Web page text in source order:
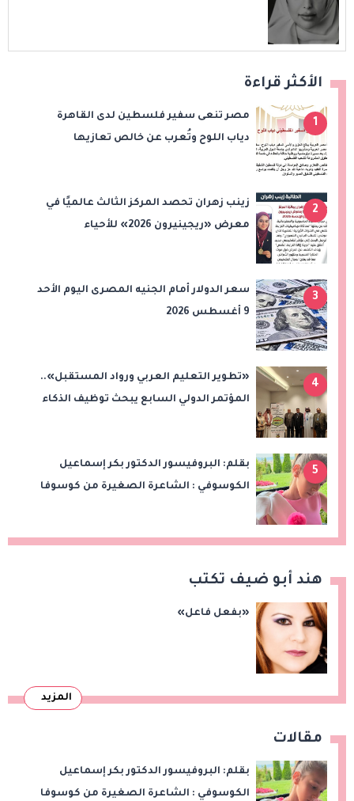
الأكثر قراءة
1
مصر تنعى سفير فلسطين لدى القاهرة
دياب اللوح وتُعرب عن خالص تعازيها
2
زينب زهران تحصد المركز الثالث عالميًا في
معرض «ريجينيرون 2026» للأحياء
3
سعر الدولار أمام الجنيه المصرى اليوم الأحد
9 أغسطس 2026
4
«تطوير التعليم العربي ورواد المستقبل»..
المؤتمر الدولي السابع يبحث توظيف الذكاء
5
بقلم: البروفيسور الدكتور بكر إسماعيل
الكوسوفي : الشاعرة الصغيرة من كوسوفا
هند أبو ضيف تكتب
«بفعل فاعل»
المزيد
مقالات
بقلم: البروفيسور الدكتور بكر إسماعيل
الكوسوفي : الشاعرة الصغيرة من كوسوفا